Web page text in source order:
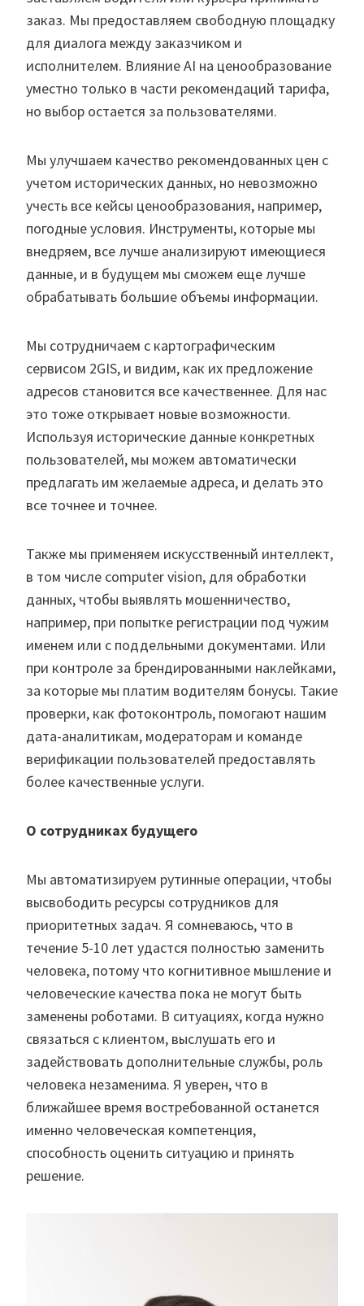
заказ. Мы предоставляем свободную площадку
для диалога между заказчиком и
исполнителем. Влияние AI на ценообразование
уместно только в части рекомендаций тарифа,
но выбор остается за пользователями.
Мы улучшаем качество рекомендованных цен с
учетом исторических данных, но невозможно
учесть все кейсы ценообразования, например,
погодные условия. Инструменты, которые мы
внедряем, все лучше анализируют имеющиеся
данные, и в будущем мы сможем еще лучше
обрабатывать большие объемы информации.
Мы сотрудничаем с картографическим
сервисом 2GIS, и видим, как их предложение
адресов становится все качественнее. Для нас
это тоже открывает новые возможности.
Используя исторические данные конкретных
пользователей, мы можем автоматически
предлагать им желаемые адреса, и делать это
все точнее и точнее.
Также мы применяем искусственный интеллект,
в том числе computer vision, для обработки
данных, чтобы выявлять мошенничество,
например, при попытке регистрации под чужим
именем или с поддельными документами. Или
при контроле за брендированными наклейками,
за которые мы платим водителям бонусы. Такие
проверки, как фотоконтроль, помогают нашим
дата-аналитикам, модераторам и команде
верификации пользователей предоставлять
более качественные услуги.
О сотрудниках будущего
Мы автоматизируем рутинные операции, чтобы
высвободить ресурсы сотрудников для
приоритетных задач. Я сомневаюсь, что в
течение 5-10 лет удастся полностью заменить
человека, потому что когнитивное мышление и
человеческие качества пока не могут быть
заменены роботами. В ситуациях, когда нужно
связаться с клиентом, выслушать его и
задействовать дополнительные службы, роль
человека незаменима. Я уверен, что в
ближайшее время востребованной останется
именно человеческая компетенция,
способность оценить ситуацию и принять
решение.